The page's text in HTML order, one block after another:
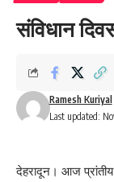
संविधान
Last updated:
Ramesh Kuriyal
देहरादून। आज प्रांतीय